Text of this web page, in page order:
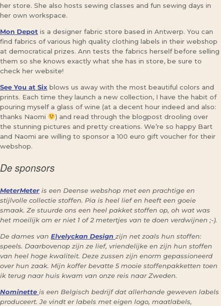
her store. She also hosts sewing classes and fun sewing days in
her own workspace.
Mon Depot is a designer fabric store based in Antwerp. You can
find fabrics of various high quality clothing labels in their webshop
at democratical prizes. Ann tests the fabrics herself before selling
them so she knows exactly what she has in store, be sure to
check her website!
See You at Six blows us away with the most beautiful colors and
prints. Each time they launch a new collection, I have the habit of
pouring myself a glass of wine (at a decent hour indeed and also:
thanks Naomi
) and read through the blogpost drooling over
the stunning pictures and pretty creations. We’re so happy Bart
and Naomi are willing to sponsor a 100 euro gift voucher for their
webshop.
De sponsors
MeterMeter is een Deense webshop met een prachtige en
stijlvolle collectie stoffen. Pia is heel lief en heeft een goeie
smaak. Ze stuurde ons een heel pakket stoffen op, oh wat was
het moeilijk om er niet 1 of 2 metertjes van te doen verdwijnen ;-).
De dames van Elvelyckan Design zijn net zoals hun stoffen:
speels. Daarbovenop zijn ze lief, vriendelijke en zijn hun stoffen
van heel hoge kwaliteit. Deze zussen zijn enorm gepassioneerd
over hun zaak. Mijn koffer bevatte 5 mooie stoffenpakketten toen
ik terug naar huis kwam van onze reis naar Zweden.
Nominette is een Belgisch bedrijf dat allerhande geweven labels
produceert. Je vindt er labels met eigen logo, maatlabels,